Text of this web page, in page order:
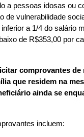
a pessoas idosas ou
de vulnerabilidade
a 1/4 do salário
de R$353,00 por
comprovantes de
que residem na
ainda se
incluem: